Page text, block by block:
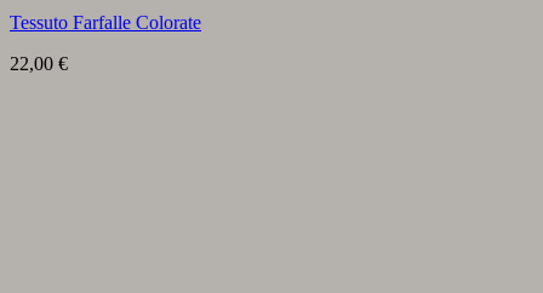
Tessuto Farfalle Colorate
22,00 €